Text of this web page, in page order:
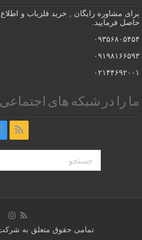
برای مشاوره رایگان , خرید فلزیاب و
حاصل فرمایید.
۰۹۳۵۶۸۰۵۴۵۴
۰۹۱۹۸۱۶۶۵۹۳
۰۲۱۴۴۶۹۲۰۰۱
ما را در شبکه های اجتماعی
تمامی حقوق متعلق به